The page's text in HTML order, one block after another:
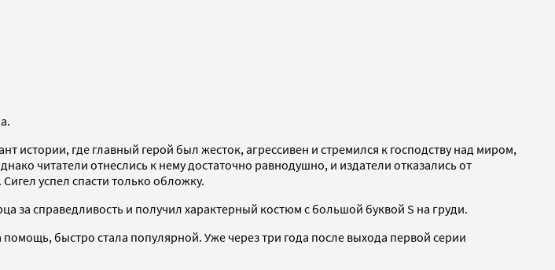
истории, где главный герой был жесток, агрессивен и стремился к господству над миром,
читатели отнеслись к нему достаточно равнодушно, и издатели отказались от
успел спасти только обложку.
за справедливость и получил характерный костюм с большой буквой S на груди.
быстро стала популярной. Уже через три года после выхода первой серии